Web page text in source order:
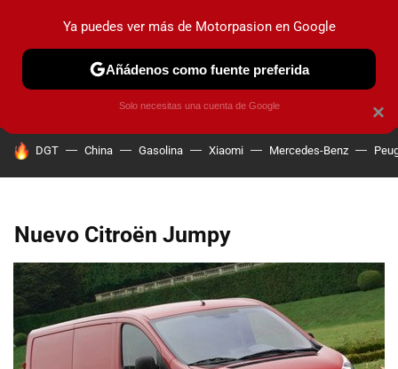
PRUEBAS COCHES ELÉCTRICOS OBSERVATORIO
HOY SE HABLA DE
DGT China Gasolina Xiaomi Mercedes-Benz
Nuevo Citroën Jumpy
×
Ya puedes ver más de Motorpasion en Google
Añádenos como fuente preferida
Solo necesitas una cuenta de Google